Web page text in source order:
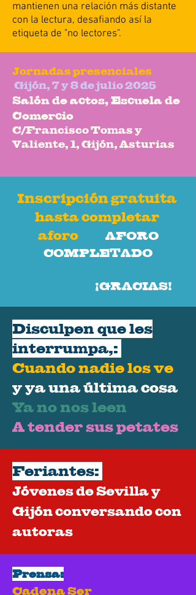
mantienen una relación más distante
con la lectura, desafiando así la
etiqueta de "no lectores".
Jornadas presenciales
Gijón, 7 y 8 de julio 2025
Salón de actos, Escuela de
Comercio
C/Francisco Tomas y
Valiente, 1, Gijón, Asturias
Inscripción gratuita
hasta completar
aforo
AFORO
COMPLETADO
¡GRACIAS!
Disculpen que les
interrumpa,:
Cuando nadie los ve
y ya una última cosa
Ya no nos leen
A tender sus petates
Feriantes:
Jóvenes de Sevilla y
Gijón conversando con
autoras
Prensa:
Cadena Ser